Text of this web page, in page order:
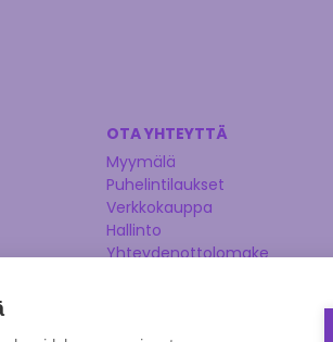
OTA YHTEYTTÄ
Myymälä
Puhelintilaukset
Verkkokauppa
Hallinto
Yhteydenottolomake